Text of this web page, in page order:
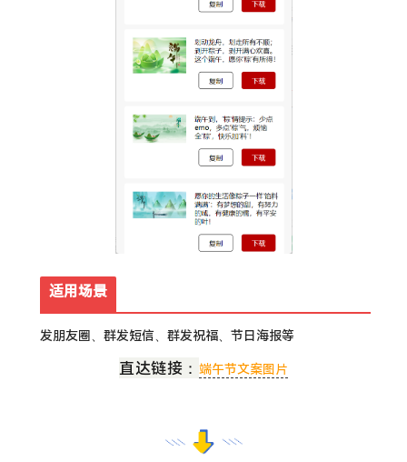
适用场景
发朋友圈、群发短信、群发祝福、节日海报等
直达链接： 端午节文案图片